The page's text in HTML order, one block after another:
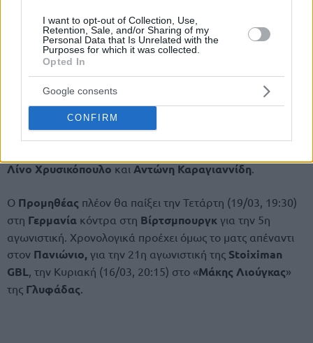
I want to opt-out of Collection, Use,
Retention, Sale, and/or Sharing of my
Personal Data that Is Unrelated with the
Purposes for which it was collected.
Opted In
Google consents
CONFIRM
Το παιχνίδι αφορούσε στην 4η αγωνιστική του Group I της
φάσης των «16» του BCL
, ενώ θυμίζουμε ότι στο ματς του
Ιταλία Προμηθέας είχε χάσει με 97-
Λίνο Χρυσικόπουλο και Αντώνη Καραγιαννίδη.
Ο Προμηθέας πλέον θα παίξει την Τετάρτη (19/03, 19:30)
στη Γερμανία κόντρα στη Βίρτσμπουργκ για την 5η
αγωνιστική. Χρονολογικά προέχει όμως το ματς απέναντι
στον Πανιώνιο, για την 21η αγωνιστική της Stoiximan
GBL , την Κυριακή (16/03, 20:15) στο «Μάκης Λιούγκας»
της Γλυφάδας